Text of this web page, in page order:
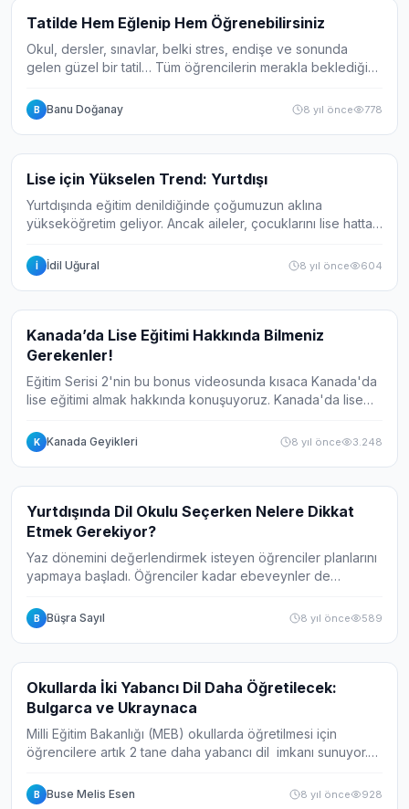
Haber
Tatilde Hem Eğlenip Hem Öğrenebilirsiniz
Okul, dersler, sınavlar, belki stres, endişe ve sonunda
gelen güzel bir tatil… Tüm öğrencilerin merakla beklediği
sağlandığında bu dönemi verimli...
B Banu Doğanay 8 yıl önce 778
Haber
Lise için Yükselen Trend: Yurtdışı
Yurtdışında eğitim denildiğinde çoğumuzun aklına
yükseköğretim geliyor. Ancak aileler, çocuklarını lise hatta
ailelere danışmanlık sağlayan...
İ İdil Uğural 8 yıl önce 604
Video
Kanada’da Lise Eğitimi Hakkında Bilmeniz
Gerekenler!
Eğitim Serisi 2'nin bu bonus videosunda kısaca Kanada'da
lise eğitimi almak hakkında konuşuyoruz. Kanada'da lise
bilinmesi gerekenleri Pathway Bölüm...
K Kanada Geyikleri 8 yıl önce 3.248
Haber
Yurtdışında Dil Okulu Seçerken Nelere Dikkat
Etmek Gerekiyor?
Yaz dönemini değerlendirmek isteyen öğrenciler planlarını
yapmaya başladı. Öğrenciler kadar ebeveynler de
yer alan dünyanın en iyi yaz okull...
B Büşra Sayıl 8 yıl önce 589
Haber
Okullarda İki Yabancı Dil Daha Öğretilecek:
Bulgarca ve Ukraynaca
Milli Eğitim Bakanlığı (MEB) okullarda öğretilmesi için
öğrencilere artık 2 tane daha yabancı dil imkanı sunuyor.
Resmi Gazete'de çoktan ya...
B Buse Melis Esen 8 yıl önce 928